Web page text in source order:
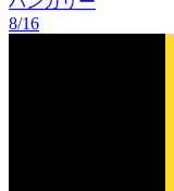
8/16